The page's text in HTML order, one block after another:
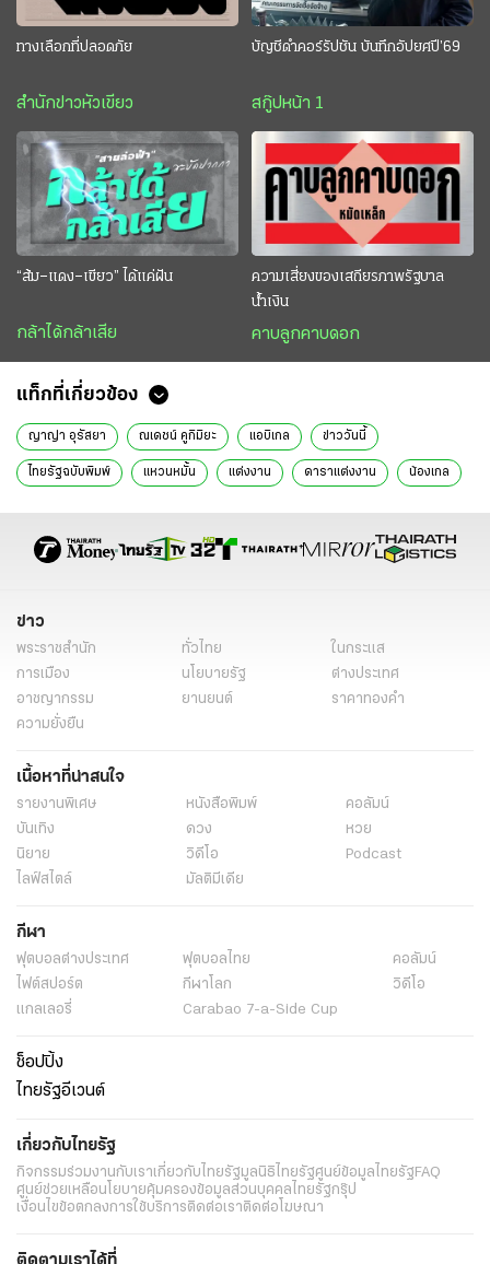
ทางเลือกที่ปลอดภัย
สำนักข่าวหัวเขียว
บัญชีดำคอร์รัปชัน บันทึกอัปยศปี’69
สกู๊ปหน้า 1
“ส้ม–แดง–เขียว” ได้แค่ฝัน
กล้าได้กล้าเสีย
ความเสี่ยงของเสถียรภาพรัฐบาล
น้ำเงิน
คาบลูกคาบดอก
แท็กที่เกี่ยวข้อง
ญาญ่า อุรัสยา ณเดชน์ คูกิมิยะ แอบิเกล ข่าววันนี้
ไทยรัฐฉบับพิมพ์ แหวนหมั้น แต่งงาน ดาราแต่งงาน น้องเกล
ข่าว
พระราชสำนัก ทั่วไทย
ในกระแส
การเมือง
นโยบายรัฐ
ต่างประเทศ
อาชญากรรม
ยานยนต์
ราคาทองคำ
ความยั่งยืน
เนื้อหาที่น่าสนใจ
รายงานพิเศษ หนังสือพิมพ์
คอลัมน์
บันเทิง
ดวง
หวย
นิยาย
วิดีโอ
Podcast
ไลฟ์สไตล์
มัลติมีเดีย
กีฬา
ฟุตบอลต่่างประเทศ ฟุตบอลไทย
คอลัมน์
ไฟต์สปอร์ต
กีฬาโลก
วิดีโอ
แกลเลอรี่
Carabao 7-a-Side Cup
ช็อปปิ้ง
ไทยรัฐอีเวนต์
เกี่ยวกับไทยรัฐ
กิจกรรมร่วมงานกับเราเกี่ยวกับไทยรัฐมูลนิธิไทยรัฐศูนย์ข้อมูลไทยรัฐFAQ
ศูนย์ช่วยเหลือนโยบายคุ้มครองข้อมูลส่วนบุคคลไทยรัฐกรุ๊ป
เงื่อนไขข้อตกลงการใช้บริการติดต่อเราติดต่อโฆษณา